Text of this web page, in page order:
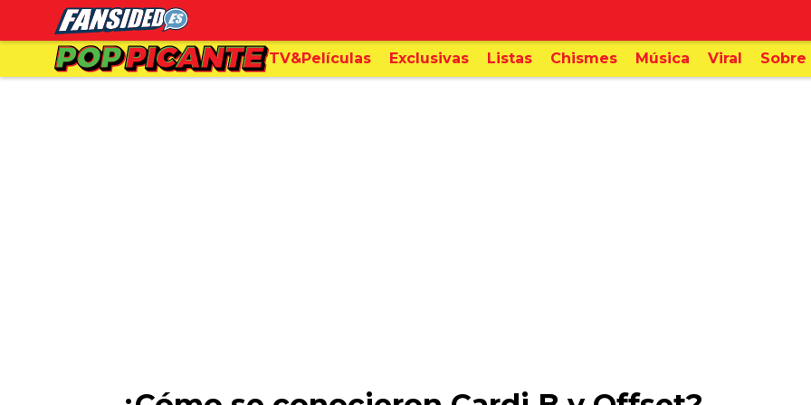
TV&Películas Exclusivas Listas Chismes Música Viral Sobre